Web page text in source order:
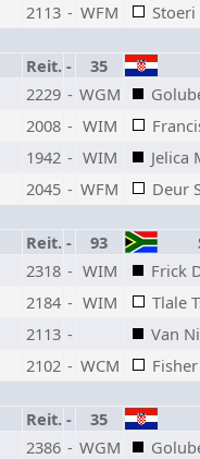
2113 - WFM
Reit. -
35
2229 - WGM
2008 - WIM
1942 - WIM
Jelica
2045 - WFM
Deur
Reit. - 93
2318 - WIM
Frick
2184 - WIM
Tlale
2113 -
Van
2102 - WCM
Reit. -
35
2386 - WGM